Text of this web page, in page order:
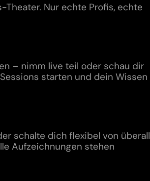
Theater. Nur echte Profis, echte
– nimm live teil oder schau dir
starten und dein Wissen
schalte dich flexibel von überall
Aufzeichnungen stehen